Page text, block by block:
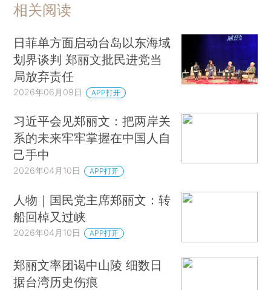
相关阅读
日菲单方面启动台岛以东海域
划界谈判 郑丽文批民进党当
局放弃责任
2026年06月09日 APP打开
习近平会见郑丽文：把两岸关
系的未来牢牢掌握在中国人自
己手中
2026年04月10日 APP打开
人物｜国民党主席郑丽文：转
船回棹又过峡
2026年04月10日 APP打开
郑丽文率团谒中山陵 细数日
据台湾历史伤痕